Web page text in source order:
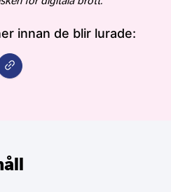
innan de blir lurade: